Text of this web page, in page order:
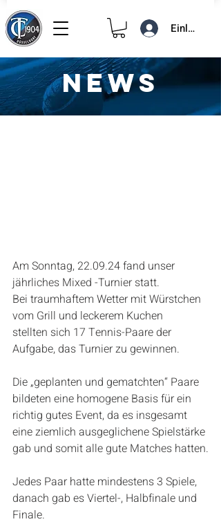
Einloggen
Club-Mixed 2024
24. Sept. 20241 Min. Lesezeit
Am Sonntag, 22.09.24 fand unser
jährliches Mixed -Turnier statt.
Bei traumhaftem Wetter mit Würstchen
vom Grill und leckerem Kuchen
stellten sich 17 Tennis-Paare der
Aufgabe, das Turnier zu gewinnen.
Die „geplanten und gematchten“ Paare
bildeten eine homogene Basis für ein
richtig gutes Event, da es insgesamt
eine ziemlich ausgeglichene Spielstärke
gab und somit alle gute Matches hatten.
Jedes Paar hatte mindestens 3 Spiele,
danach gab es Viertel-, Halbfinale und
Finale.
NEWS